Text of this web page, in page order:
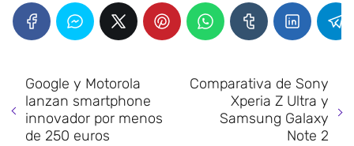
Google y Motorola
lanzan smartphone
innovador por menos
de 250 euros
Comparativa de Sony
Xperia Z Ultra y
Samsung Galaxy
Note 2